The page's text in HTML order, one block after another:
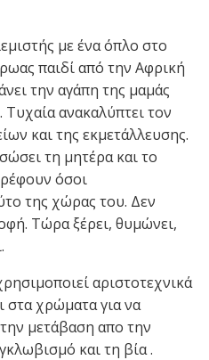
με ένα όπλο στο
παιδί από την Αφρική
την αγάπη της μαμάς
ανακαλύπτει τον
και της εκμετάλλευσης.
τη μητέρα και το
όσοι
της χώρας του. Δεν
Τώρα ξέρει, θυμώνει,
αριστοτεχνικά
στα χρώματα για να
μετάβαση απο την
και τη βία .